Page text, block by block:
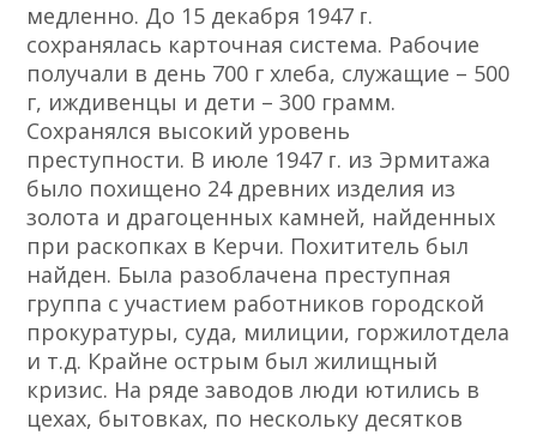
медленно. До 15 декабря 1947 ᴦ.
сохранялась карточная система. Рабочие
получали в день 700 г хлеба, служащие – 500
г, иждивенцы и дети – 300 грамм.
Сохранялся высокий уровень
преступности. В июле 1947 ᴦ. из Эрмитажа
было похищено 24 древних изделия из
золота и драгоценных камней, найденных
при раскопках в Керчи. Похититель был
найден. Была разоблачена преступная
группа с участием работников городской
прокуратуры, суда, милиции, горжилотдела
и т.д. Крайне острым был жилищный
кризис. На ряде заводов люди ютились в
цехах, бытовках, по нескольку десятков